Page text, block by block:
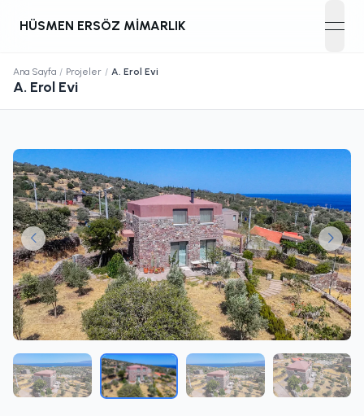
HÜSMEN ERSÖZ MIMARLIK
Ana Sayfa / Projeler / A. Erol Evi
A. Erol Evi